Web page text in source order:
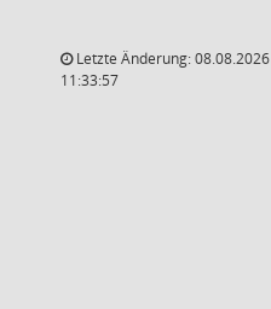
Letzte Änderung: 08.08.2026
11:33:57